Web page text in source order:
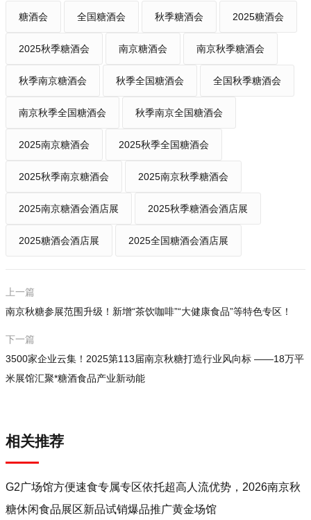
糖酒会 全国糖酒会 秋季糖酒会 2025糖酒会
2025秋季糖酒会 南京糖酒会 南京秋季糖酒会
秋季南京糖酒会 秋季全国糖酒会 全国秋季糖酒会
南京秋季全国糖酒会 秋季南京全国糖酒会
2025南京糖酒会 2025秋季全国糖酒会
2025秋季南京糖酒会 2025南京秋季糖酒会
2025南京糖酒会酒店展 2025秋季糖酒会酒店展
2025糖酒会酒店展 2025全国糖酒会酒店展
上一篇
南京秋糖参展范围升级！新增“茶饮咖啡”“大健康食品”等特色专区！
下一篇
3500家企业云集！2025第113届南京秋糖打造行业风向标 ——18万平
米展馆汇聚*糖酒食品产业新动能
相关推荐
G2广场馆方便速食专属专区依托超高人流优势，2026南京秋
糖休闲食品展区新品试销爆品推广黄金场馆